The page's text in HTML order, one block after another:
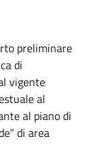
preliminare
di
vigente
al
al piano di
di area